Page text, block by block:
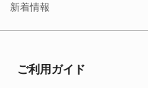
新着情報
ご利用ガイド